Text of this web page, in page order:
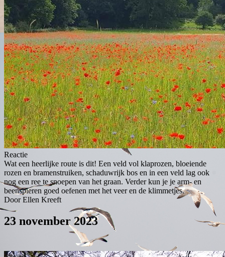
Reactie
Wat een heerlijke route is dit! Een veld vol klaprozen, bloeiende
rozen en bramenstruiken, schaduwrijk bos en in een veld lag ook
nog een ree te snoepen van het graan. Verder kun je je arm- en
beenspieren goed oefenen met het veer en de klimmetjes.
Door Ellen Kreeft
23 november 2023